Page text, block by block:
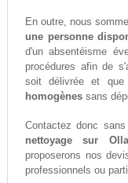
En outre, nous
une personne
d'un absentéisme
procédures afin de
soit délivrée et que
homogènessans
Contactez donc
nettoyage sur
proposerons nos
professionnels ou